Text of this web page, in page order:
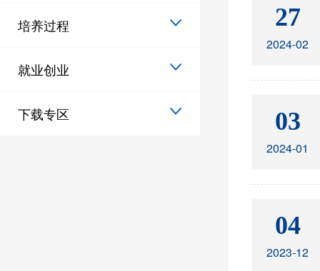
培养过程
就业创业
下载专区
27
2024-02
03
2024-01
04
2023-12